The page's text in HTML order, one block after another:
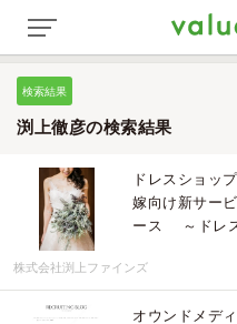
検索結果
渕上徹彦の検索結果
ドレスショッ
嫁向け新サー
ース ～ドレス
株式会社渕上ファインズ
オウンドメデ